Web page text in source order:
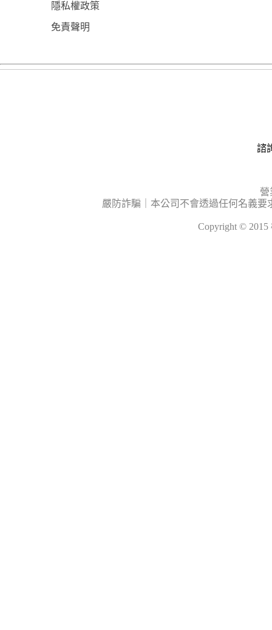
隱私權政策
免責聲明
諮
營
嚴防詐騙｜本公司不會透過任何名義
Copyright ©